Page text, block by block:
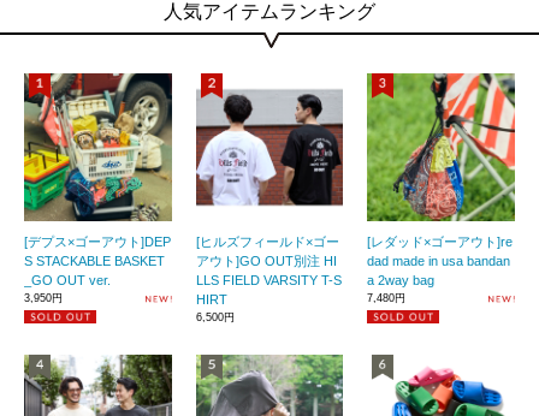
人気アイテムランキング
[デプス×ゴーアウト]DEP
S STACKABLE BASKET
_GO OUT ver.
3,950円
[ヒルズフィールド×ゴー
アウト]GO OUT別注 HI
LLS FIELD VARSITY T-S
HIRT
6,500円
[レダッド×ゴーアウト]re
dad made in usa bandan
a 2way bag
7,480円